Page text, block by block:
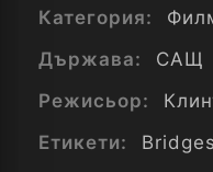
Категория:
Държава:
САЩ
Режисьор:
Етикети:
Bridges